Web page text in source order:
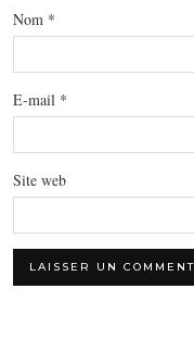
Nom *
E-mail *
Site web